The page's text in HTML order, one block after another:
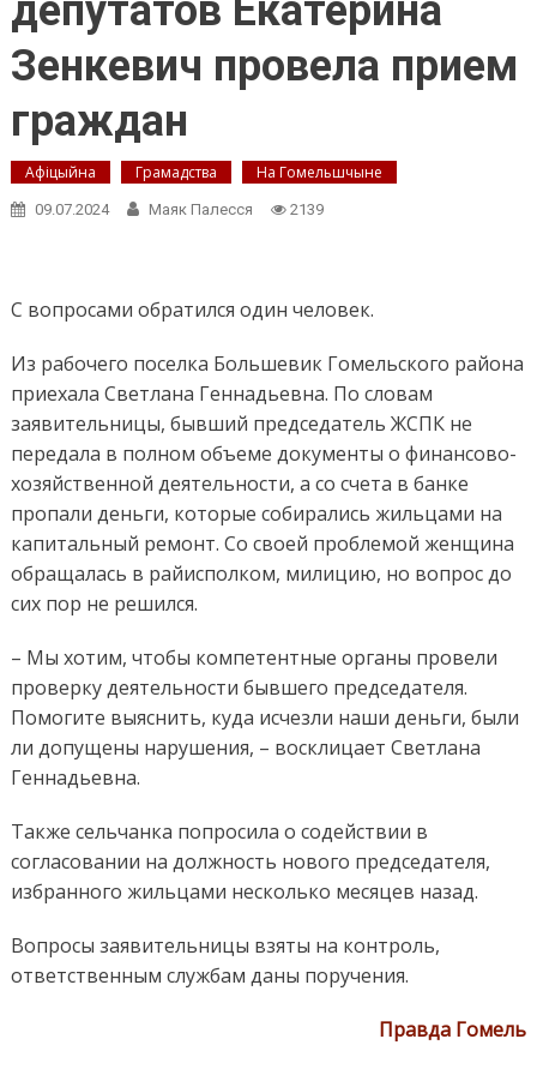
депутатов Екатерина
Зенкевич провела прием
граждан
Афіцыйна Грамадства На Гомельшчыне
09.07.2024 Маяк Палесся 2139
С вопросами обратился один человек.
Из рабочего поселка Большевик Гомельского района
приехала Светлана Геннадьевна. По словам
заявительницы, бывший председатель ЖСПК не
передала в полном объеме документы о финансово-
хозяйственной деятельности, а со счета в банке
пропали деньги, которые собирались жильцами на
капитальный ремонт. Со своей проблемой женщина
обращалась в райисполком, милицию, но вопрос до
сих пор не решился.
– Мы хотим, чтобы компетентные органы провели
проверку деятельности бывшего председателя.
Помогите выяснить, куда исчезли наши деньги, были
ли допущены нарушения, – восклицает Светлана
Геннадьевна.
Также сельчанка попросила о содействии в
согласовании на должность нового председателя,
избранного жильцами несколько месяцев назад.
Вопросы заявительницы взяты на контроль,
ответственным службам даны поручения.
Правда Гомель